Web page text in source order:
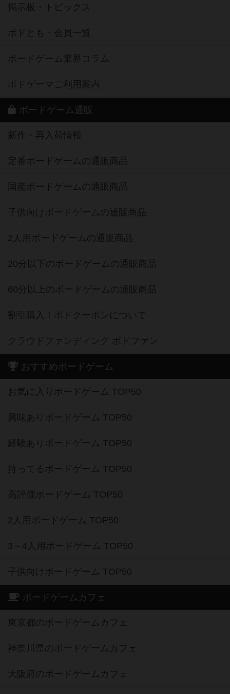
掲示板・トピックス
ボドとも・会員一覧
ボードゲーム業界コラム
ボドゲーマご利用案内
ボードゲーム通販
新作・再入荷情報
定番ボードゲームの通販商品
国産ボードゲームの通販商品
子供向けボードゲームの通販商品
2人用ボードゲームの通販商品
20分以下のボードゲームの通販商品
60分以上のボードゲームの通販商品
割引購入！ボドクーポンについて
クラウドファンディング ボドファン
おすすめボードゲーム
お気に入りボードゲーム TOP50
興味ありボードゲーム TOP50
経験ありボードゲーム TOP50
持ってるボードゲーム TOP50
高評価ボードゲーム TOP50
2人用ボードゲーム TOP50
3～4人用ボードゲーム TOP50
子供向けボードゲーム TOP50
ボードゲームカフェ
東京都のボードゲームカフェ
神奈川県のボードゲームカフェ
大阪府のボードゲームカフェ